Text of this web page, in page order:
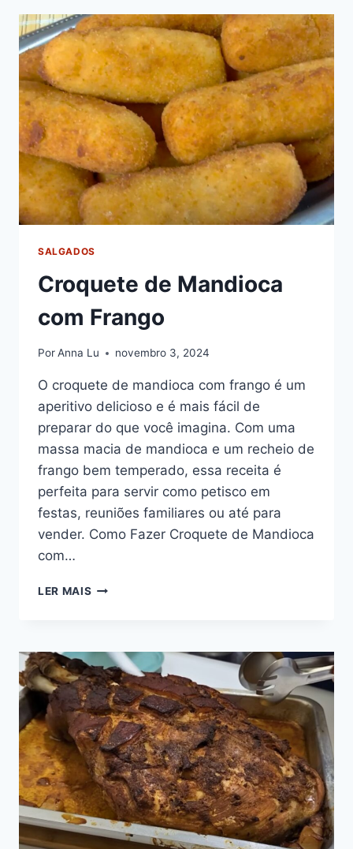
SALGADOS
Croquete de Mandioca
com Frango
PorAnna Lu novembro 3, 2024
O croquete de mandioca com frango é um
aperitivo delicioso e é mais fácil de
preparar do que você imagina. Com uma
massa macia de mandioca e um recheio de
frango bem temperado, essa receita é
perfeita para servir como petisco em
festas, reuniões familiares ou até para
vender. Como Fazer Croquete de Mandioca
com…
LER MAIS CROQUETE
FRANGO